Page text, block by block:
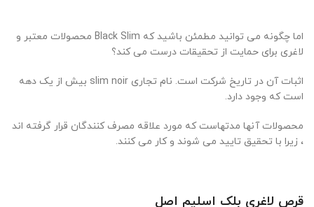
اما چگونه می توانید مطمئن باشید که Black Slim محصولات معتبر و
لاغری برای حمایت از تحقیقات درست می کند؟
اثبات آن در تاریخ شرکت است. نام تجاری slim noir بیش از یک دهه
است که وجود دارد.
محصولات آنها مدتهاست که مورد علاقه مصرف کنندگان قرار گرفته اند
، زیرا با تحقیق تایید می شوند و کار می کنند.
قرص لاغری بلک اسلیم اصل